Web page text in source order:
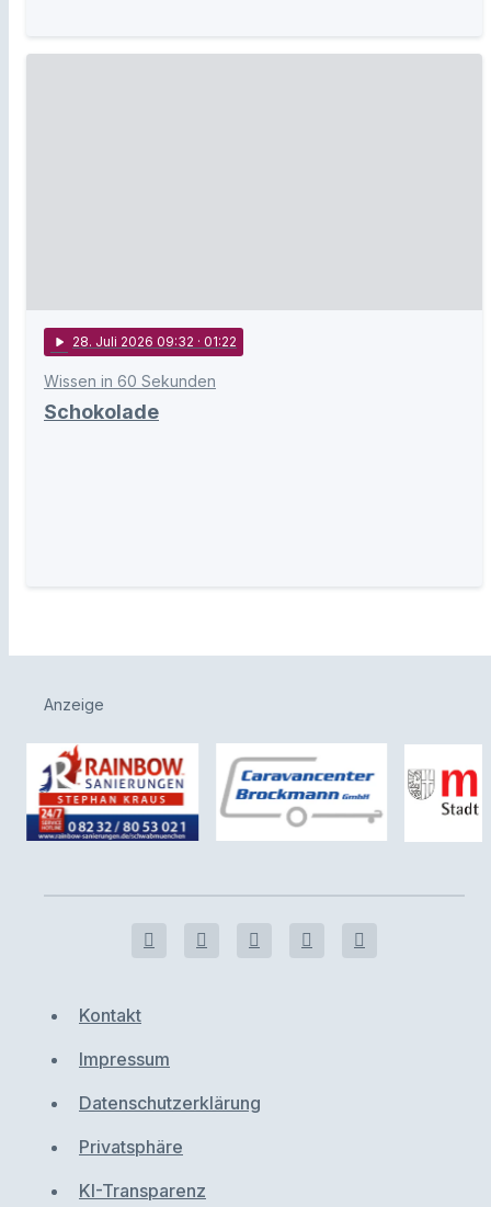
play_arrow 28. Juli 2026 09:32 · 01:22
Wissen in 60 Sekunden
Schokolade
Anzeige
Kontakt
Impressum
Datenschutzerklärung
Privatsphäre
KI-Transparenz